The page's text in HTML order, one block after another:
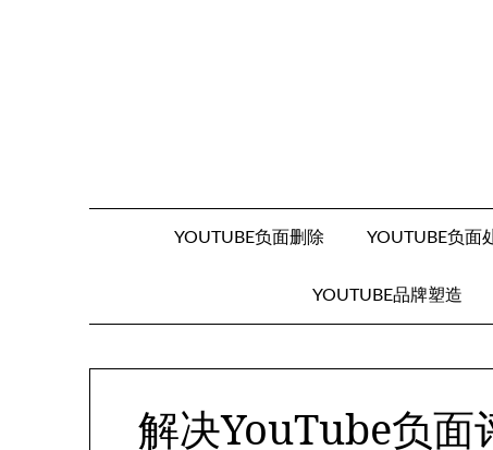
YOUTUBE负面删除 YOUTUBE负面
YOUTUBE品牌塑造
解决YouTube负面